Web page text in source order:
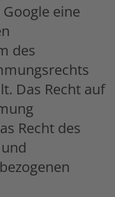
eine
des
Das Recht auf
Recht des